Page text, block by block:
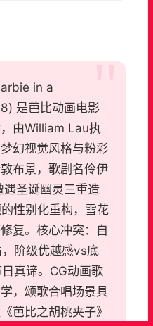
in a
是芭比动画电影
由William Lau执
幻视觉风格与粉彩
布景，歌剧名伶伊
遇圣诞幽灵三重造
性别化重构，雪花
复。核心冲突：自
阶级优越感vs底
真谛。CG动画歌
，颂歌合唱场景具
芭比之胡桃夹子》